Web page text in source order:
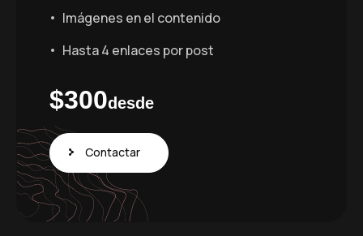
Imágenes en el contenido
Hasta 4 enlaces por post
$300desde
Contactar